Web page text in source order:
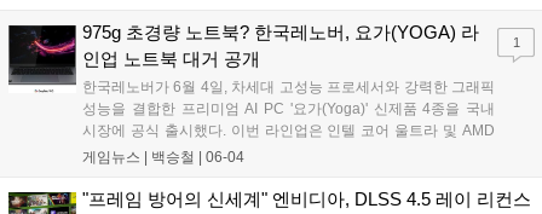
레이 환경까지 폭넓게 지원하는 것이 특징이다....
975g 초경량 노트북? 한국레노버, 요가(YOGA) 라
인업 노트북 대거 공개
한국레노버가 6월 4일, 차세대 고성능 프로세서와 강력한 그래픽
성능을 결합한 프리미엄 AI PC '요가(Yoga)' 신제품 4종을 국내
시장에 공식 출시했다. 이번 라인업은 인텔 코어 울트라 및 AMD
라이젠 AI 프로세서를 기반으로, 엔비디아 지포스 RTX 5070
브 작업에서 탁월한 퍼포먼스를 발휘하는 것이 특징이다. 특히 전
게임뉴스 | 백승철 | 06-04
1
"프레임 방어의 신세계" 엔비디아, DLSS 4.5 레이 리컨스